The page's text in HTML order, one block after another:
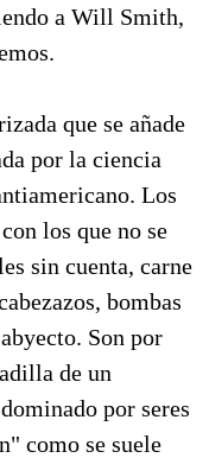
a Will Smith,
que se añade
por la ciencia
Los
los que no se
sin cuenta, carne
bombas
Son por
de un
por seres
como se suele